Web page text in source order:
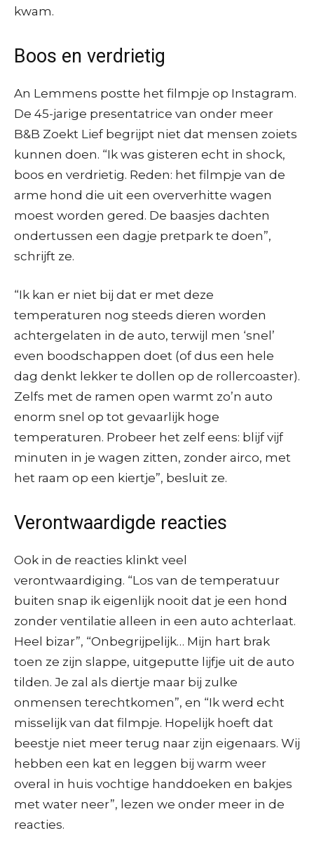
kwam.
Boos en verdrietig
An Lemmens postte het filmpje op Instagram.
De 45-jarige presentatrice van onder meer
B&B Zoekt Lief begrijpt niet dat mensen zoiets
kunnen doen. “Ik was gisteren echt in shock,
boos en verdrietig. Reden: het filmpje van de
arme hond die uit een oververhitte wagen
moest worden gered. De baasjes dachten
ondertussen een dagje pretpark te doen”,
schrijft ze.
“Ik kan er niet bij dat er met deze
temperaturen nog steeds dieren worden
achtergelaten in de auto, terwijl men ‘snel’
even boodschappen doet (of dus een hele
dag denkt lekker te dollen op de rollercoaster).
Zelfs met de ramen open warmt zo’n auto
enorm snel op tot gevaarlijk hoge
temperaturen. Probeer het zelf eens: blijf vijf
minuten in je wagen zitten, zonder airco, met
het raam op een kiertje”, besluit ze.
Verontwaardigde reacties
Ook in de reacties klinkt veel
verontwaardiging. “Los van de temperatuur
buiten snap ik eigenlijk nooit dat je een hond
zonder ventilatie alleen in een auto achterlaat.
Heel bizar”, “Onbegrijpelijk… Mijn hart brak
toen ze zijn slappe, uitgeputte lijfje uit de auto
tilden. Je zal als diertje maar bij zulke
onmensen terechtkomen”, en “Ik werd echt
misselijk van dat filmpje. Hopelijk hoeft dat
beestje niet meer terug naar zijn eigenaars. Wij
hebben een kat en leggen bij warm weer
overal in huis vochtige handdoeken en bakjes
met water neer”, lezen we onder meer in de
reacties.